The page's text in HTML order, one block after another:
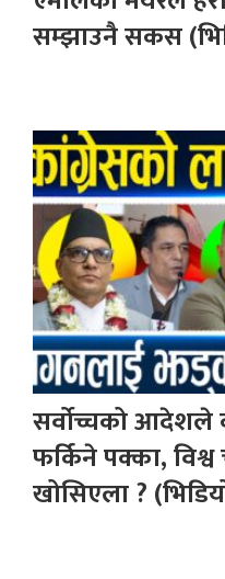
सम्झाउनै सकस
सर्वोच्चको आदेशले
फर्किने पक्का,
खोसिएला ?